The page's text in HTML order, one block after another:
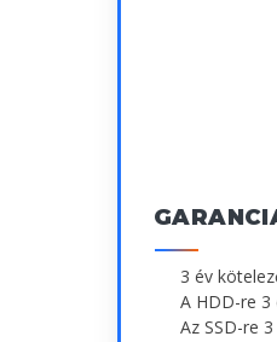
3 év
A HDD-re 3
Az SSD-re